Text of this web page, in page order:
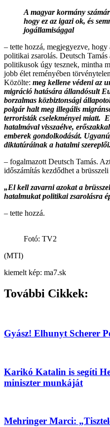
A magyar kormány
hogy ez az igazi ok, és
jogállamisággal
– tette hozzá, megjegyezve, hogy
politikai zsarolás. Deutsch
politikusok úgy tesznek, mintha
jobb élet reményében
Közölte: meg kellene védeni az
migráció hatására állandósult
borzalmas közbiztonsági
polgár halt meg illegális
terroristák cselekményei miatt.
hatalmával visszaélve,
emberek gondolkodását.
diktatúráinak a hatalmi szereplői.
– fogalmazott Deutsch Tamás.
időszámítás kezdődhet a
„El kell zavarni azokat a
hatalmukat politikai zsarolásra
– tette hozzá.
Fotó: TV2
(MTI)
kiemelt kép: ma7.sk
További Cikkek:
Gyász! Elhunyt Scherer
Karikó Katalin is segíti
miniszter munkáját
Mehringer Marci: